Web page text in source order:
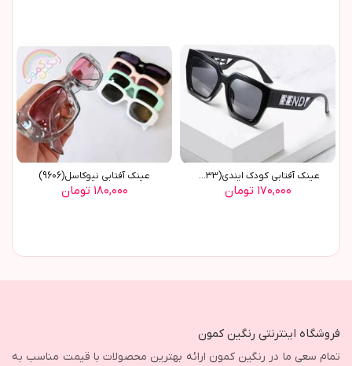
عينک آفتابي کودک ايندي(9633)
۱۷۰,۰۰۰ تومان
عينک آفتابي نيوکاسل(9606)
۱۸۰,۰۰۰ تومان
فروشگاه اینترنتی رنگین کمون
تمام سعی ما در رنگین کمون ارائه بهترین محصولات با قیمت مناسب به